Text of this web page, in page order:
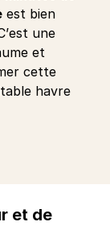
est bien
une
et
cette
havre
et de